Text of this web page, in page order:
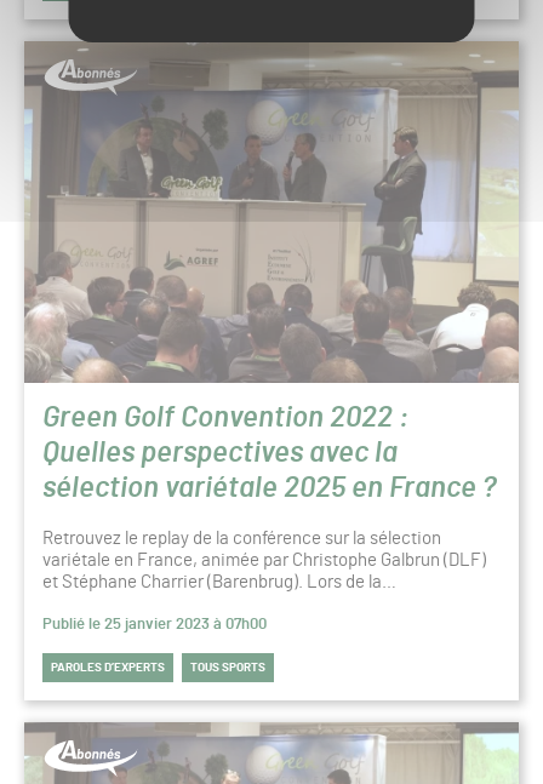
Green Golf Convention 2022 :
Quelles perspectives avec la
sélection variétale 2025 en France ?
Retrouvez le replay de la conférence sur la sélection
variétale en France, animée par Christophe Galbrun (DLF)
et Stéphane Charrier (Barenbrug). Lors de la…
Publié le 25 janvier 2023 à 07h00
PAROLES D’EXPERTS TOUS SPORTS